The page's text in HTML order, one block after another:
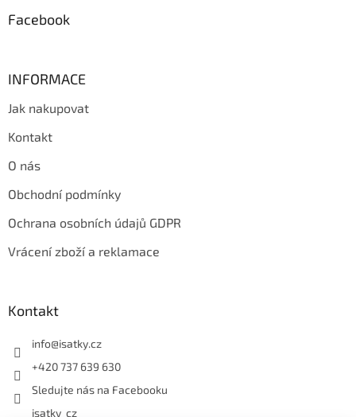
Facebook
INFORMACE
Jak nakupovat
Kontakt
O nás
Obchodní podmínky
Ochrana osobních údajů GDPR
Vrácení zboží a reklamace
Kontakt
info@isatky.cz
+420 737 639 630
Sledujte nás na Facebooku
isatky_cz